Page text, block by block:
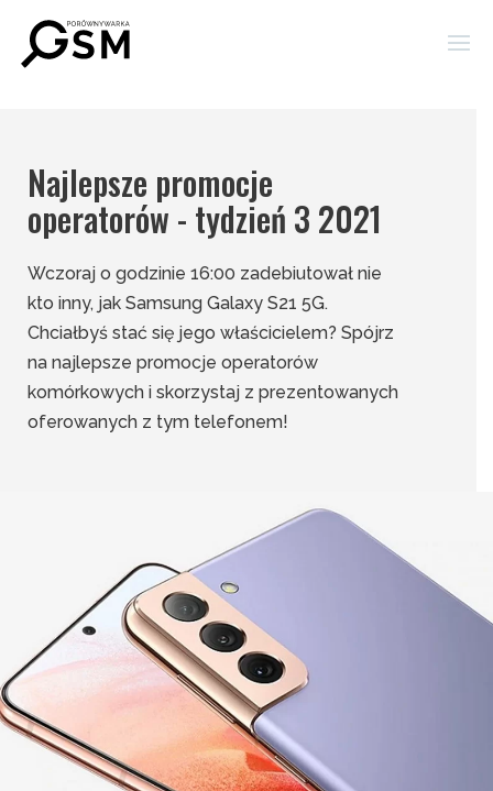
Najlepsze promocje
operatorów - tydzień 3 2021
Wczoraj o godzinie 16:00 zadebiutował nie
kto inny, jak Samsung Galaxy S21 5G.
Chciałbyś stać się jego właścicielem? Spójrz
na najlepsze promocje operatorów
komórkowych i skorzystaj z prezentowanych
oferowanych z tym telefonem!